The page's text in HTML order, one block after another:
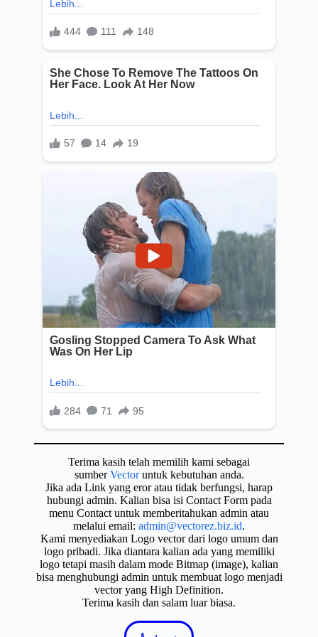
Terima kasih telah memilih kami sebagai
sumberVectoruntuk kebutuhan anda.
Jika ada Link yang eror atau tidak berfungsi, harap
hubungi admin. Kalian bisa isi Contact Form pada
menu Contact untuk memberitahukan admin atau
melalui email: admin@vectorez.biz.id.
Kami menyediakan Logo vector dari logo umum dan
logo pribadi. Jika diantara kalian ada yang memiliki
logo tetapi masih dalam mode Bitmap (image), kalian
bisa menghubungi admin untuk membuat logo menjadi
vector yang High Definition.
Terima kasih dan salam luar biasa.